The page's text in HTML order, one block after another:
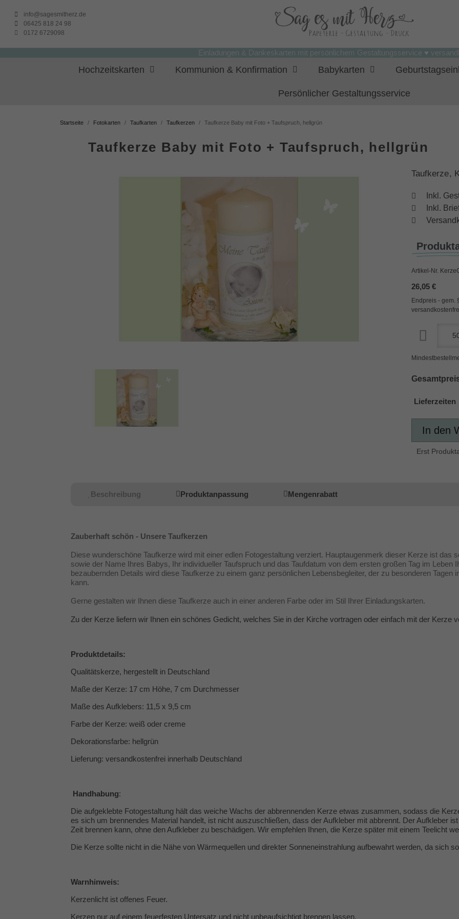
info@sagesmitherz.de
06425 818 24 98
0172 6729098
Einladungen & Dankeskarten mit persönlichem Gestaltungsservice ♥
Hochzeitskarten Kommunion & Konfirmation Babykarten
Persönlicher Gestaltungsservice
Startseite Fotokarten Taufkarten Taufkerzen Taufkerze Baby mit Foto + Taufspruch, hellgrün
Taufkerze Baby mit Foto + Taufspruch, hellgrün
Taufkerze,
Inkl.
Inkl.
Artikel-Nr.
26,05 €
Endpreis - gem.
Lieferzeiten
In den
Erst
Beschreibung Produktanpassung Mengenrabatt
Zauberhaft schön - Unsere Taufkerzen
Diese wunderschöne Taufkerze wird mit einer edlen Fotogestaltung verziert. Hauptaugenmerk dieser Kerze ist das
sowie der Name Ihres Babys, Ihr individueller Taufspruch und das Taufdatum von dem ersten großen Tag im Leben
bezaubernden Details wird diese Taufkerze zu einem ganz persönlichen Lebensbegleiter, der zu besonderen Tagen
kann.
Gerne gestalten wir Ihnen diese Taufkerze auch in einer anderen Farbe oder im Stil Ihrer Einladungskarten.
Zu der Kerze liefern wir Ihnen ein schönes Gedicht, welches Sie in der Kirche vortragen oder einfach mit der Kerze
Produktdetails:
Qualitätskerze, hergestellt in Deutschland
Maße der Kerze: 17 cm Höhe, 7 cm Durchmesser
Maße des Aufklebers: 11,5 x 9,5 cm
Farbe der Kerze: weiß oder creme
Dekorationsfarbe: hellgrün
Lieferung: versandkostenfrei innerhalb Deutschland
Handhabung:
Die aufgeklebte Fotogestaltung hält das weiche Wachs der abbrennenden Kerze etwas zusammen, sodass die
es sich um brennendes Material handelt, ist nicht auszuschließen, dass der Aufkleber mit abbrennt. Der Aufkleber
Zeit brennen kann, ohne den Aufkleber zu beschädigen. Wir empfehlen Ihnen, die Kerze später mit einem Teelicht
Die Kerze sollte nicht in die Nähe von Wärmequellen und direkter Sonneneinstrahlung aufbewahrt werden, da sich
Warnhinweis:
Kerzenlicht ist offenes Feuer.
Kerzen nur auf einem feuerfesten Untersatz und nicht unbeaufsichtigt brennen lassen.